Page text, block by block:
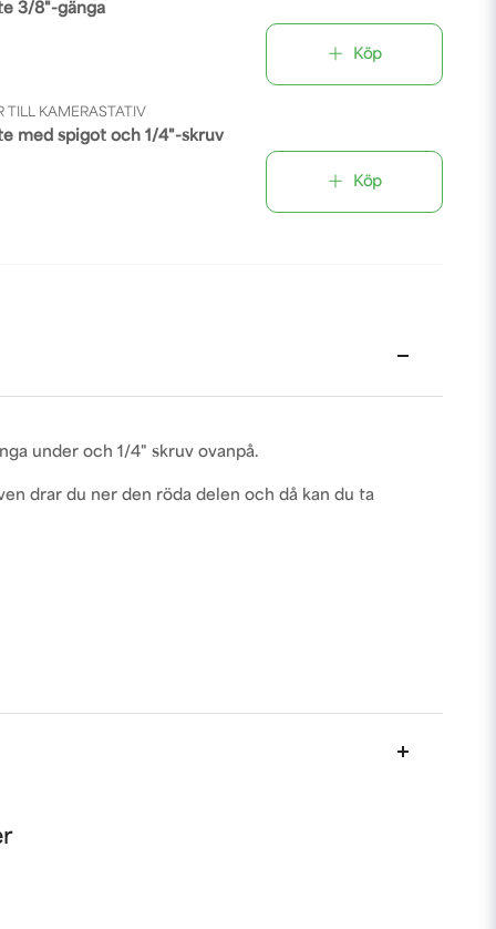
3/8"-gänga
Köp
TILL KAMERASTATIV
med spigot och 1/4"-skruv
Köp
under och 1/4" skruv ovanpå.
drar du ner den röda delen och då kan du ta
produkten...